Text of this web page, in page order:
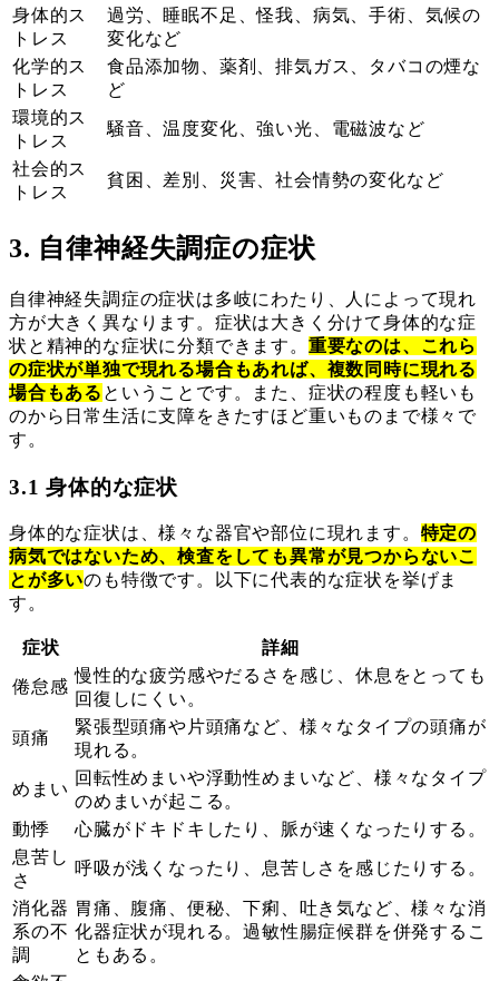
身体的ス
トレス
過労、睡眠不足、怪我、病気、手術、気候の
変化など
化学的ス
トレス
食品添加物、薬剤、排気ガス、タバコの煙な
ど
環境的ス
トレス
騒音、温度変化、強い光、電磁波など
社会的ス
トレス
貧困、差別、災害、社会情勢の変化など
3. 自律神経失調症の症状
自律神経失調症の症状は多岐にわたり、人によって現れ
方が大きく異なります。症状は大きく分けて身体的な症
状と精神的な症状に分類できます。 重要なのは、これら
の症状が単独で現れる場合もあれば、複数同時に現れる
場合もある ということです。また、症状の程度も軽いも
のから日常生活に支障をきたすほど重いものまで様々で
す。
3.1 身体的な症状
身体的な症状は、様々な器官や部位に現れます。 特定の
病気ではないため、検査をしても異常が見つからないこ
とが多いのも特徴です。以下に代表的な症状を挙げま
す。
症状 詳細
倦怠感
慢性的な疲労感やだるさを感じ、休息をとっても
回復しにくい。
頭痛
緊張型頭痛や片頭痛など、様々なタイプの頭痛が
現れる。
めまい
回転性めまいや浮動性めまいなど、様々なタイプ
のめまいが起こる。
動悸
心臓がドキドキしたり、脈が速くなったりする。
息苦し
さ
呼吸が浅くなったり、息苦しさを感じたりする。
消化器
系の不
調
胃痛、腹痛、便秘、下痢、吐き気など、様々な消
化器症状が現れる。過敏性腸症候群を併発するこ
ともある。